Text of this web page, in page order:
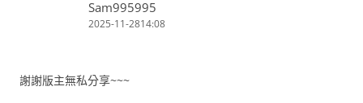
Sam995995
2025-11-2814:08
謝謝版主無私分享~~~